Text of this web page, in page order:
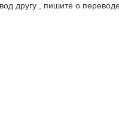
другу , пишите о